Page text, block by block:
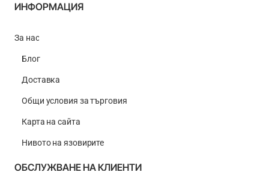
ИНФОРМАЦИЯ
За нас
Блог
Доставка
Общи условия за търговия
Карта на сайта
Нивото на язовирите
ОБСЛУЖВАНЕ НА КЛИЕНТИ